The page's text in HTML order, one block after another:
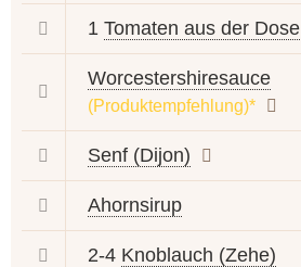
1 Tomaten aus der Dose
Worcestershiresauce
(Produktempfehlung)*
Senf (Dijon)
Ahornsirup
2-4 Knoblauch (Zehe)